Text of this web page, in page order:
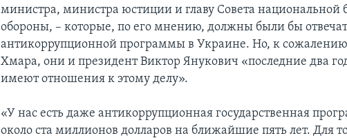
министра, министра юстиции и главу Совета национальной
обороны, – которые, по его мнению, должны были бы
антикоррупционной программы в Украине. Но, к
Хмара, они и президент Виктор Янукович «последние два
имеют отношения к этому делу».
«У нас есть даже антикоррупционная государственная
около ста миллионов долларов на ближайшие пять лет. Для